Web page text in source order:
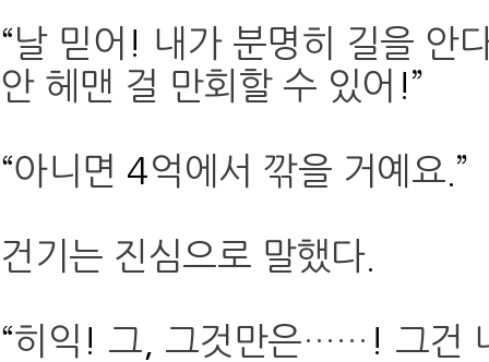
“날 믿어 ! 내가 분명히 길을 안
안 헤맨 걸 만회할 수 있어 !”
“아니면 4억에서 깎을 거예요 .”
건기는 진심으로 말했다.
“히익 ! 그 그것만은…… ! 그건